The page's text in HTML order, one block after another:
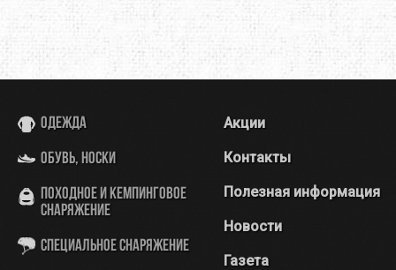
Одежда
Обувь, носки
Походное и кемпинговое
снаряжение
Специальное снаряжение
Акции
Контакты
Полезная информация
Новости
Газета